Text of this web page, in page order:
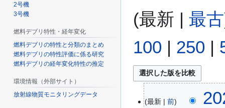
(最新 | 最古
100 | 250 |
最新 前
2号機
3号機
燃料デブリ特性・経年変化
燃料デブリの特性と分類のまとめ
燃料デブリの特性評価に係る研究
燃料デブリの経年変化特性の推定
環境情報（外部サイト）
放射線物質モニタリングデータ